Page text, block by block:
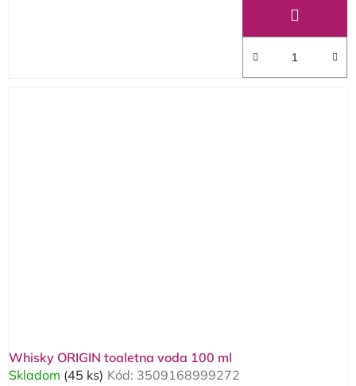
Whisky ORIGIN toaletna voda 100 ml
Skladom (45 ks) Kód: 3509168999272